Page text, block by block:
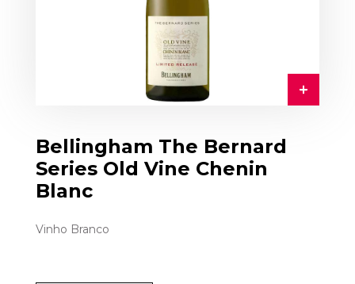
Bellingham The Bernard
Series Old Vine Chenin
Blanc
Vinho Branco